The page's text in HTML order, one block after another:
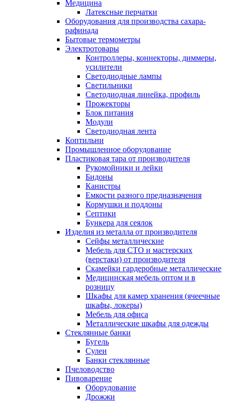
Медицина
Латексные перчатки
Оборудования для производства сахара-
рафинада
Бытовые термометры
Электротовары
Контроллеры, коннекторы, диммеры,
усилители
Светодиодные лампы
Светильники
Светодиодная линейка, профиль
Прожекторы
Блок питания
Модули
Светодиодная лента
Коптильни
Промышленное оборудование
Пластиковая тара от производителя
Рукомойники и лейки
Бидоны
Канистры
Емкости разного предназначения
Кормушки и поддоны
Септики
Бункера для сеялок
Изделия из металла от производителя
Сейфы металлические
Мебель для СТО и мастерских
(верстаки) от производителя
Скамейки гардеробные металлические
Медицинская мебель оптом и в
розницу
Шкафы для камер хранения (ячеечные
шкафы, локеры)
Мебель для офиса
Металлические шкафы для одежды
Стеклянные банки
Бугель
Сулеи
Банки стеклянные
Пчеловодство
Пивоварение
Оборудование
Дрожжи